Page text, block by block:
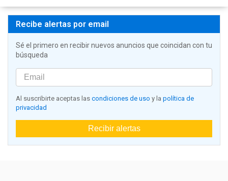
Recibe alertas por email
Sé el primero en recibir nuevos anuncios que coincidan con tu
búsqueda
Al suscribirte aceptas las condiciones de uso y la política de
privacidad
Recibir alertas